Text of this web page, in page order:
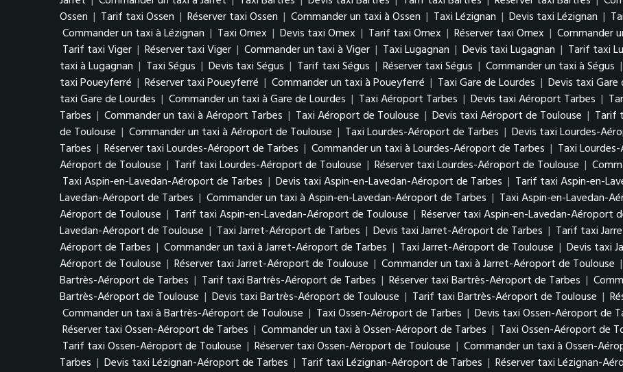
Ossen | Tarif taxi Ossen | Réserver taxi Ossen | Commander un taxi à Ossen | Taxi Lézignan | Devis taxi Lézignan |
Commander un taxi à Lézignan | Taxi Omex | Devis taxi Omex | Tarif taxi Omex | Réserver taxi Omex | Commander
Tarif taxi Viger | Réserver taxi Viger | Commander un taxi à Viger | Taxi Lugagnan | Devis taxi Lugagnan | Tarif taxi
taxi à Lugagnan | Taxi Ségus | Devis taxi Ségus | Tarif taxi Ségus | Réserver taxi Ségus | Commander un taxi à Ségus |
taxi Poueyferré | Réserver taxi Poueyferré | Commander un taxi à Poueyferré | Taxi Gare de Lourdes | Devis taxi Gare
taxi Gare de Lourdes | Commander un taxi à Gare de Lourdes | Taxi Aéroport Tarbes | Devis taxi Aéroport Tarbes |
Tarbes | Commander un taxi à Aéroport Tarbes | Taxi Aéroport de Toulouse | Devis taxi Aéroport de Toulouse | Tarif
de Toulouse | Commander un taxi à Aéroport de Toulouse | Taxi Lourdes-Aéroport de Tarbes | Devis taxi Lourdes-
Tarbes | Réserver taxi Lourdes-Aéroport de Tarbes | Commander un taxi à Lourdes-Aéroport de Tarbes | Taxi
Aéroport de Toulouse | Tarif taxi Lourdes-Aéroport de Toulouse | Réserver taxi Lourdes-Aéroport de Toulouse |
Taxi Aspin-en-Lavedan-Aéroport de Tarbes | Devis taxi Aspin-en-Lavedan-Aéroport de Tarbes | Tarif taxi Aspin-en-
Lavedan-Aéroport de Tarbes | Commander un taxi à Aspin-en-Lavedan-Aéroport de Tarbes | Taxi Aspin-en-Lavedan-
Aéroport de Toulouse | Tarif taxi Aspin-en-Lavedan-Aéroport de Toulouse | Réserver taxi Aspin-en-Lavedan-Aéroport
Lavedan-Aéroport de Toulouse | Taxi Jarret-Aéroport de Tarbes | Devis taxi Jarret-Aéroport de Tarbes | Tarif taxi
Aéroport de Tarbes | Commander un taxi à Jarret-Aéroport de Tarbes | Taxi Jarret-Aéroport de Toulouse | Devis taxi
Aéroport de Toulouse | Réserver taxi Jarret-Aéroport de Toulouse | Commander un taxi à Jarret-Aéroport de Toulouse |
Bartrès-Aéroport de Tarbes | Tarif taxi Bartrès-Aéroport de Tarbes | Réserver taxi Bartrès-Aéroport de Tarbes |
Bartrès-Aéroport de Toulouse | Devis taxi Bartrès-Aéroport de Toulouse | Tarif taxi Bartrès-Aéroport de Toulouse |
Commander un taxi à Bartrès-Aéroport de Toulouse | Taxi Ossen-Aéroport de Tarbes | Devis taxi Ossen-Aéroport de
Réserver taxi Ossen-Aéroport de Tarbes | Commander un taxi à Ossen-Aéroport de Tarbes | Taxi Ossen-Aéroport de
Tarif taxi Ossen-Aéroport de Toulouse | Réserver taxi Ossen-Aéroport de Toulouse | Commander un taxi à Ossen-
Tarbes | Devis taxi Lézignan-Aéroport de Tarbes | Tarif taxi Lézignan-Aéroport de Tarbes | Réserver taxi Lézignan-